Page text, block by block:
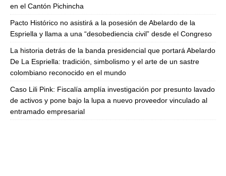
en el Cantón Pichincha
Pacto Histórico no asistirá a la posesión de Abelardo de la
Espriella y llama a una “desobediencia civil” desde el Congreso
La historia detrás de la banda presidencial que portará Abelardo
De La Espriella: tradición, simbolismo y el arte de un sastre
colombiano reconocido en el mundo
Caso Lili Pink: Fiscalía amplía investigación por presunto lavado
de activos y pone bajo la lupa a nuevo proveedor vinculado al
entramado empresarial